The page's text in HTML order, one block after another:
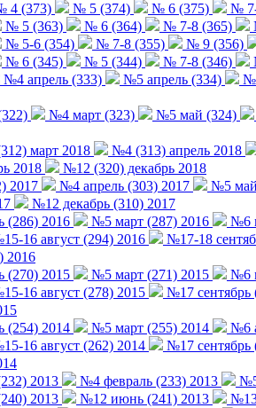
4 (373) № 5 (374) № 6 (375) №
№ 5 (363) № 6 (364) № 7-8 (365)
№ 5-6 (354) № 7-8 (355) № 9 (356)
№ 6 (345) № 5 (344) № 7-8 (346)
№4 апрель (333) №5 апрель (334)
№4 март (323) №5 май (324)
март 2018 №4 (313) апрель 2018
2018
№12 (320) декабрь 2018
2017 №4 апрель (303) 2017 №5
№12 декабрь (310) 2017
(286) 2016 №5 март (287) 2016 №6
16 август (294) 2016 №17-18
2016
(270) 2015 №5 март (271) 2015 №6
16 август (278) 2015 №17 сентябрь
(254) 2014 №5 март (255) 2014 №6
16 август (262) 2014 №17 сентябрь
2013 №4 февраль (233) 2013
2013 №12 июнь (241) 2013